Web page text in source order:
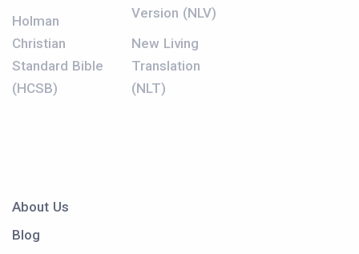
Holman
Christian
Standard Bible
(HCSB)
Version (NLV)
New Living
Translation
(NLT)
About Us
Blog